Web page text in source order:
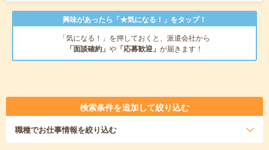
興味があったら「★気になる！」をタップ！
「気になる！」を押しておくと、派遣会社から
「面談確約」 や 「応募歓迎」 が届きます！
検索条件を追加して絞り込む
職種でお仕事情報を絞り込む